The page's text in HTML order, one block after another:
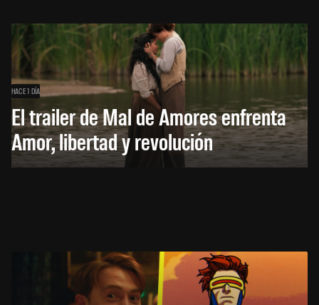
HACE 1 DÍA
El trailer de Mal de Amores enfrenta
Amor, libertad y revolución